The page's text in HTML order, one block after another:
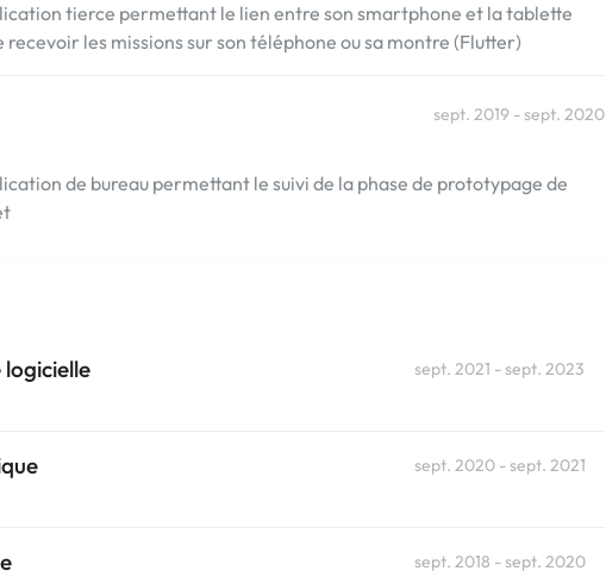
tierce permettant le lien entre son smartphone et la tablette
recevoir les missions sur son téléphone ou sa montre (Flutter)
sept. 2019 - sept. 2020
de bureau permettant le suivi de la phase de prototypage de
sept. 2021 - sept. 2023
sept. 2020 - sept. 2021
sept. 2018 - sept. 2020